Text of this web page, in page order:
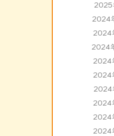
2025
2024
2024
2024
2024
2024
2024
2024
2024
2024